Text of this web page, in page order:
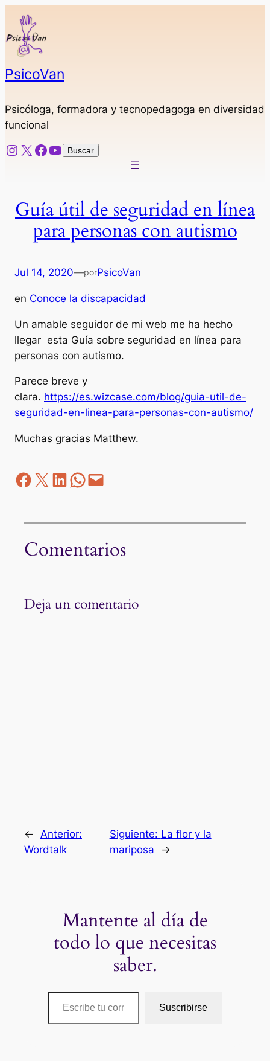
Saltar
contenido
PsicoVan
Psicóloga, formadora y tecnopedagoga en diversidad
funcional
Instagram
X Facebook
YouTube
Buscar
Buscar
Guía útil de seguridad en línea
para personas con autismo
Jul 14, 2020—porPsicoVan
en Conoce la discapacidad
Un amable seguidor de mi web me ha hecho
llegar esta Guía sobre seguridad en línea para
personas con autismo.
Parece breve y
clara. https://es.wizcase.com/blog/guia-util-de-
seguridad-en-linea-para-personas-con-autismo/
Muchas gracias Matthew.
Facebook
Z LinkedIn
WhatsApp
correo electrónico
Comentarios
Deja un comentario
←
Anterior:
Wordtalk
Siguiente: La flor y la
mariposa
→
Mantente al día de
todo lo que necesitas
saber.
Escribe tu correo electrónico…
Suscribirse